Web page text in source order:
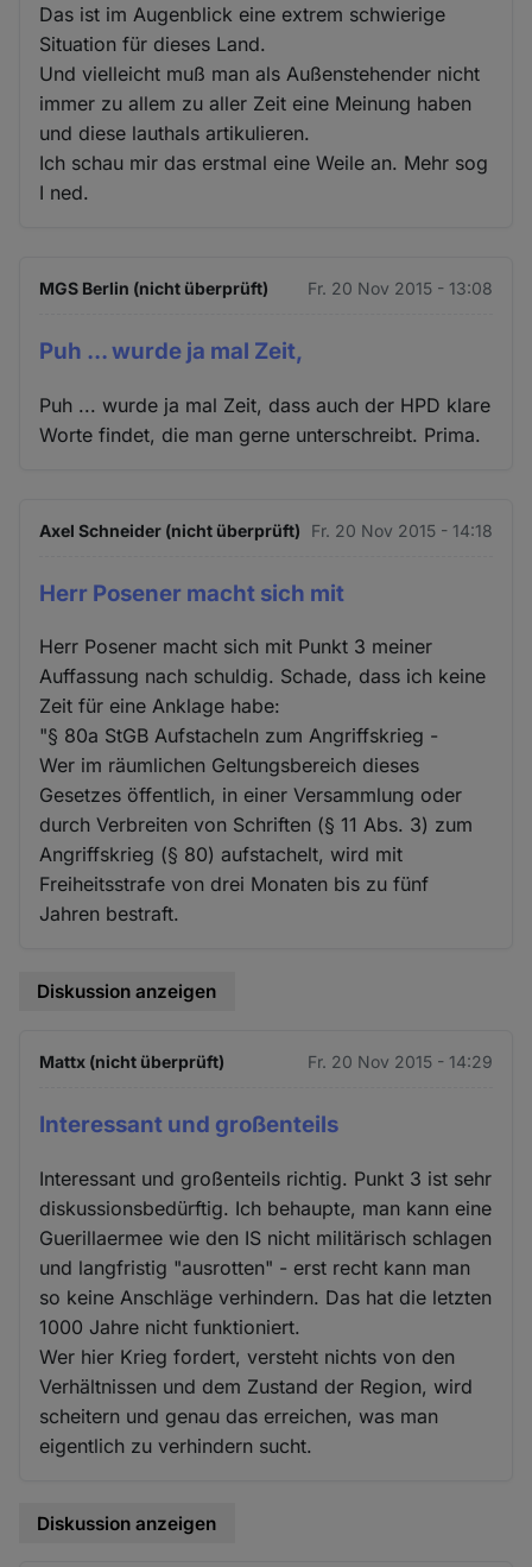
Das ist im Augenblick eine extrem schwierige
Situation für dieses Land.
Und vielleicht muß man als Außenstehender nicht
immer zu allem zu aller Zeit eine Meinung haben
und diese lauthals artikulieren.
Ich schau mir das erstmal eine Weile an. Mehr sog
I ned.
MGS Berlin (nicht überprüft) Fr. 20 Nov 2015 - 13:08
Puh ... wurde ja mal Zeit,
Puh ... wurde ja mal Zeit, dass auch der HPD klare
Worte findet, die man gerne unterschreibt. Prima.
Axel Schneider (nicht überprüft) Fr. 20 Nov 2015 - 14:18
Herr Posener macht sich mit
Herr Posener macht sich mit Punkt 3 meiner
Auffassung nach schuldig. Schade, dass ich keine
Zeit für eine Anklage habe:
"§ 80a StGB Aufstacheln zum Angriffskrieg -
Wer im räumlichen Geltungsbereich dieses
Gesetzes öffentlich, in einer Versammlung oder
durch Verbreiten von Schriften (§ 11 Abs. 3) zum
Angriffskrieg (§ 80) aufstachelt, wird mit
Freiheitsstrafe von drei Monaten bis zu fünf
Jahren bestraft.
Diskussion anzeigen
Mattx (nicht überprüft) Fr. 20 Nov 2015 - 14:29
Interessant und großenteils
Interessant und großenteils richtig. Punkt 3 ist sehr
diskussionsbedürftig. Ich behaupte, man kann eine
Guerillaermee wie den IS nicht militärisch schlagen
und langfristig "ausrotten" - erst recht kann man
so keine Anschläge verhindern. Das hat die letzten
1000 Jahre nicht funktioniert.
Wer hier Krieg fordert, versteht nichts von den
Verhältnissen und dem Zustand der Region, wird
scheitern und genau das erreichen, was man
eigentlich zu verhindern sucht.
Diskussion anzeigen